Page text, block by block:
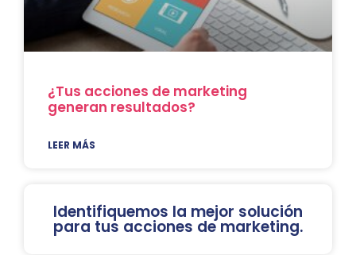
¿Tus acciones de marketing
generan resultados?
LEER MÁS
Identifiquemos la mejor solución
para tus acciones de marketing.